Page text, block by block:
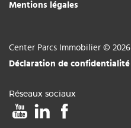
Mentions légales
Center Parcs Immobilier © 2026
Déclaration de confidentialité
Réseaux sociaux